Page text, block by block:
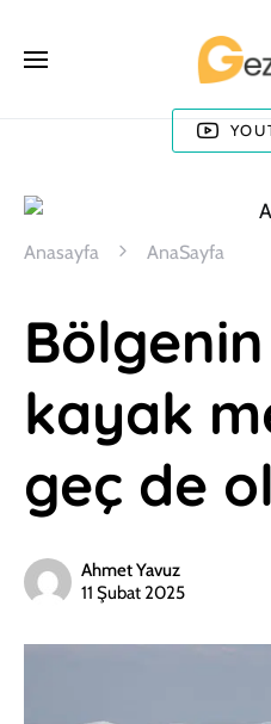
Anasayfa AnaSayfa
kayak
geç de
Ahmet Yavuz
11 Şubat 2025